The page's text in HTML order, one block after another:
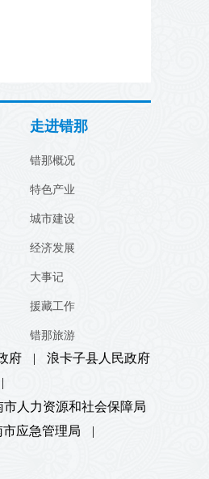
走进错那
错那概况
特色产业
城市建设
经济发展
大事记
援藏工作
错那旅游
府 |
浪卡子县人民政府
|
市人力资源和社会保障局
市应急管理局
|